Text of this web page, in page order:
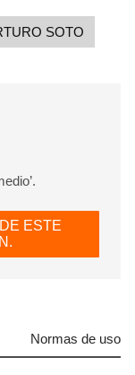
CANCELAR
SOTO
ESTE
Normas de uso